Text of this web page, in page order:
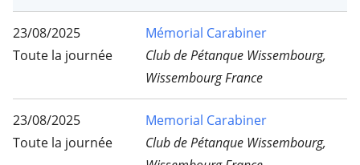
23/08/2025
Toute la journée
Mémorial Carabiner
Club de Pétanque Wissembourg,
Wissembourg France
23/08/2025
Toute la journée
Memorial Carabiner
Club de Pétanque Wissembourg,